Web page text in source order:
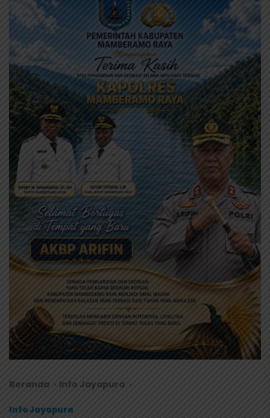
Beranda Info Jayapura
Info Jayapura